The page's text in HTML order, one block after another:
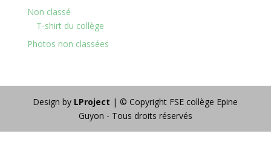
Non classé
T-shirt du collège
Photos non classées
Design by LProject | © Copyright FSE collège Epine
Guyon - Tous droits réservés